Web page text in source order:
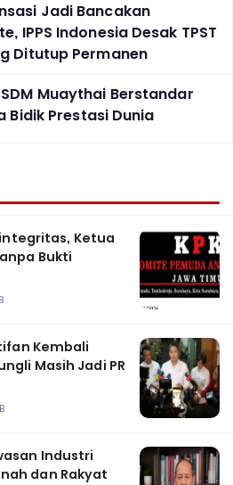
Jadi Bancakan
IPPS Indonesia Desak TPST
Ditutup Permanen
SDM Muaythai Berstandar
Bidik Prestasi Dunia
Ketua
Bukti
Kembali
Masih Jadi PR
Industri
dan Rakyat